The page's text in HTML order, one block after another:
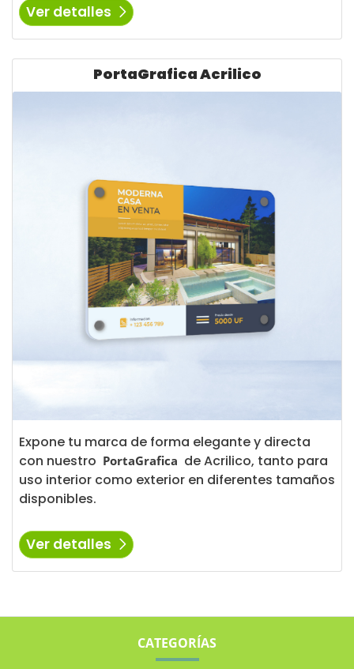
Ver detalles
PortaGrafica Acrilico
Expone tu marca de forma elegante y directa
con nuestro PortaGrafica de Acrilico, tanto para
uso interior como exterior en diferentes tamaños
disponibles.
Ver detalles
Ver detalles PortaGrafica Acrilico
CATEGORÍAS